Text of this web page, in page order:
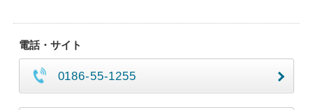
電話・サイト
0186-55-1255